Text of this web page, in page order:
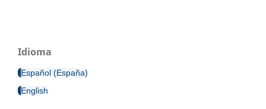
Idioma
Español (España)
English